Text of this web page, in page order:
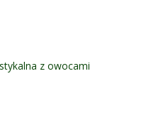
z owocami